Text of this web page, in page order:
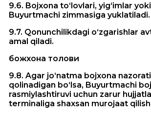
9.6. Bojxona to‘lovlari, yig‘imlar
Buyurtmachi zimmasiga yuklatiladi.
9.7. Qonunchilikdagi o‘zgarishlar
amal qiladi.
божхона толови
9.8. Agar jo‘natma bojxona
qolinadigan bo‘lsa, Buyurtmachi
rasmiylashtiruvi uchun zarur
terminaliga shaxsan murojaat